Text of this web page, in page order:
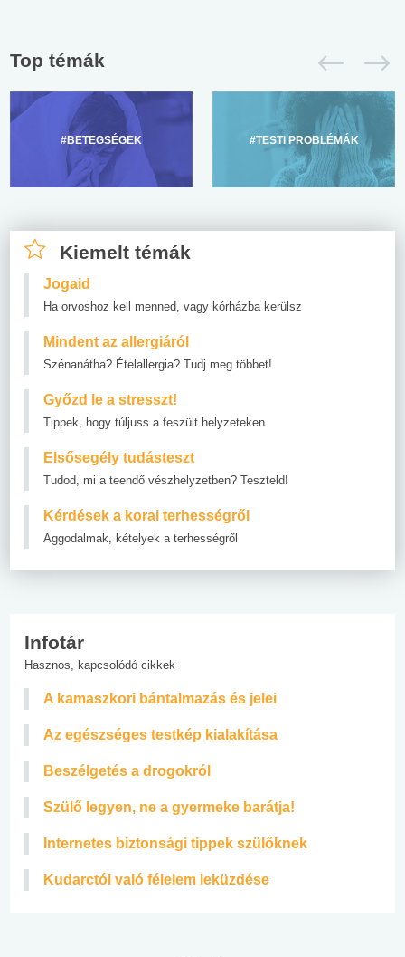
Top témák
#BETEGSÉGEK #TESTI PROBLÉMÁK
Kiemelt témák
Jogaid
Ha orvoshoz kell menned, vagy kórházba kerülsz
Mindent az allergiáról
Szénanátha? Ételallergia? Tudj meg többet!
Győzd le a stresszt!
Tippek, hogy túljuss a feszült helyzeteken.
Elsősegély tudásteszt
Tudod, mi a teendő vészhelyzetben? Teszteld!
Kérdések a korai terhességről
Aggodalmak, kételyek a terhességről
Infotár
Hasznos, kapcsolódó cikkek
A kamaszkori bántalmazás és jelei
Az egészséges testkép kialakítása
Beszélgetés a drogokról
Szülő legyen, ne a gyermeke barátja!
Internetes biztonsági tippek szülőknek
Kudarctól való félelem leküzdése